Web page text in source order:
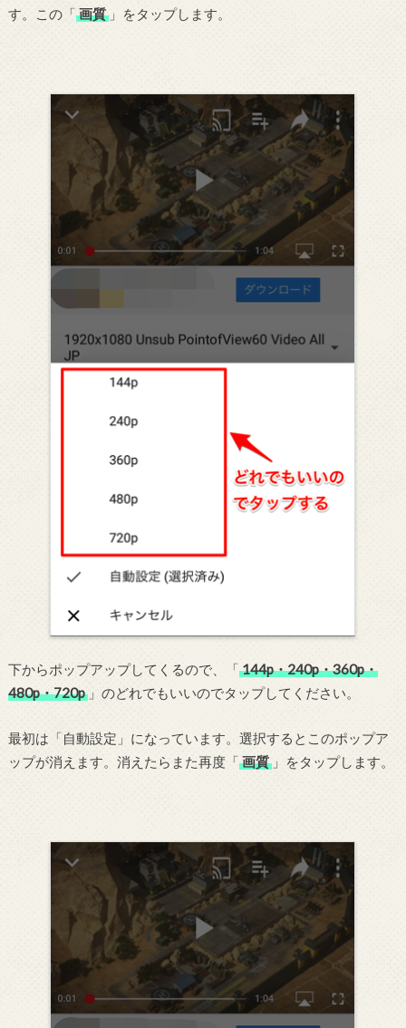
す。この「 画質」をタップします。
下からポップアップしてくるので、「 144p・240p・360p・
480p・720p」のどれでもいいのでタップしてください。
最初は「自動設定」になっています。選択するとこのポップア
ップが消えます。消えたらまた再度「 画質」をタップします。